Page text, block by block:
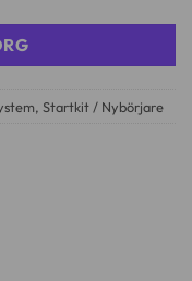
, Startkit / Nybörjare